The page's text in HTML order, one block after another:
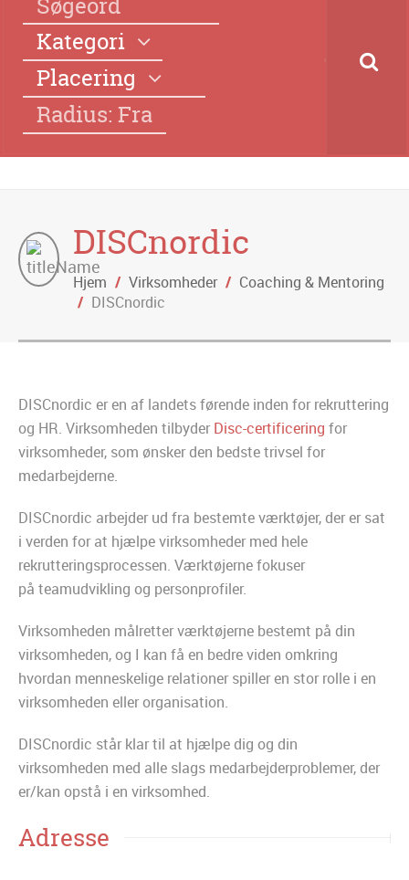
Kategori
Placering
Radius: Fra
DISCnordic
Hjem / Virksomheder / Coaching & Mentoring
/ DISCnordic
DISCnordic er en af landets førende inden for rekruttering
og HR. Virksomheden tilbyderDisc-certificering for
virksomheder, som ønsker den bedste trivsel for
medarbejderne.
DISCnordic arbejder ud fra bestemte værktøjer, der er sat
i verden for at hjælpe virksomheder med hele
rekrutteringsprocessen. Værktøjerne fokuser
på teamudvikling og personprofiler.
Virksomheden målretter værktøjerne bestemt på din
virksomheden, og I kan få en bedre viden omkring
hvordan menneskelige relationer spiller en stor rolle i en
virksomheden eller organisation.
DISCnordic står klar til at hjælpe dig og din
virksomheden med alle slags medarbejderproblemer, der
er/kan opstå i en virksomhed.
Adresse